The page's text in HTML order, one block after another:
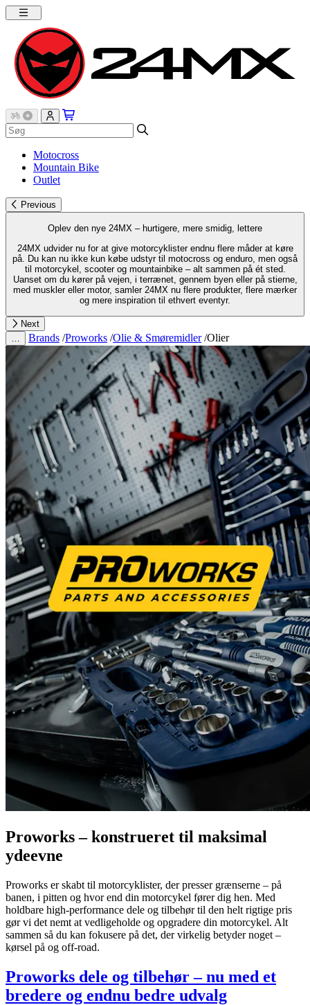
Motocross
Mountain Bike
Outlet
Previous
Oplev den nye 24MX – hurtigere, mere smidig, lettere
24MX udvider nu for at give motorcyklister endnu flere måder at køre
på. Du kan nu ikke kun købe udstyr til motocross og enduro, men også
til motorcykel, scooter og mountainbike – alt sammen på ét sted.
Uanset om du kører på vejen, i terrænet, gennem byen eller på stierne,
med muskler eller motor, samler 24MX nu flere produkter, flere mærker
og mere inspiration til ethvert eventyr.
Next
Brands /Proworks /Olie & Smøremidler /Olier
Proworks – konstrueret til maksimal
ydeevne
Proworks er skabt til motorcyklister, der presser grænserne – på
banen, i pitten og hvor end din motorcykel fører dig hen. Med
holdbare high-performance dele og tilbehør til den helt rigtige pris
gør vi det nemt at vedligeholde og opgradere din motorcykel. Alt
sammen så du kan fokusere på det, der virkelig betyder noget –
kørsel på og off-road.
Proworks dele og tilbehør – nu med et
bredere og endnu bedre udvalg